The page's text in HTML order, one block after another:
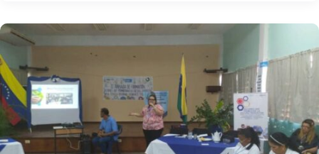
La
asistirá
todo
el
proceso
del